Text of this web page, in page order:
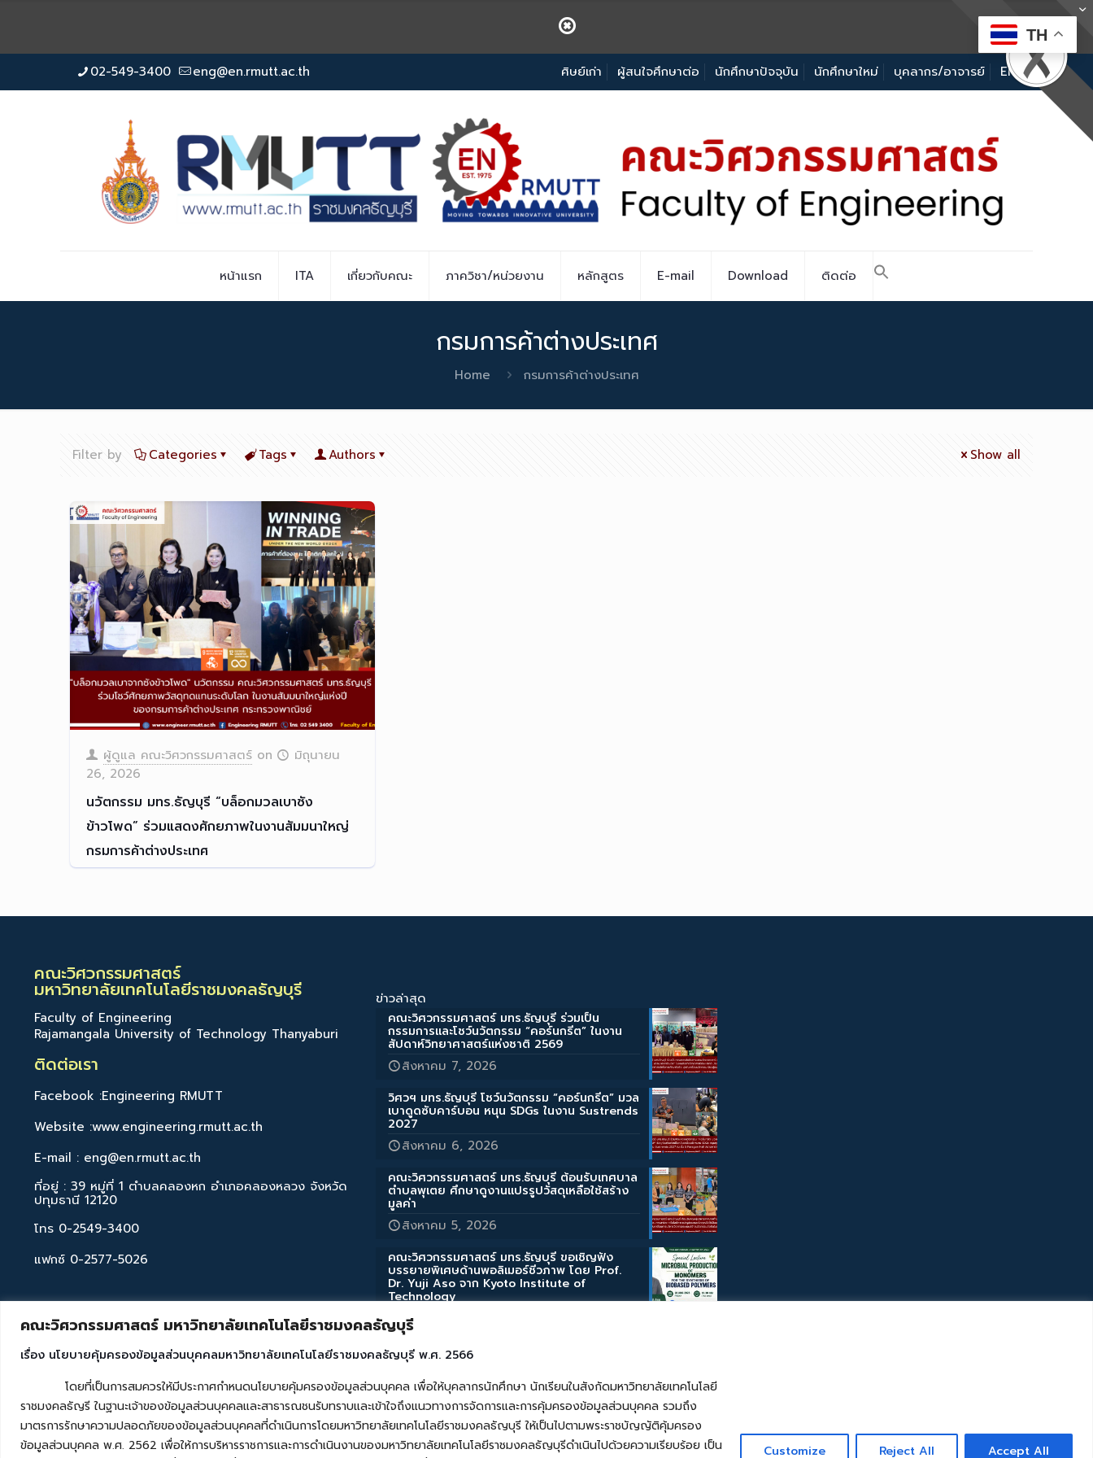
คณะวิศวกรรมศาสตร์ มหาวิทยาลัยเทคโนโลยีราชมงคลธัญบุรี
เรื่อง นโยบายคุ้มครองข้อมูลส่วนบุคคลมหาวิทยาลัยเทคโนโลยีราชมงคลธัญบุรี พ.ศ. 2566
โดยที่เป็นการสมควรให้มีประกาศกำหนดนโยบายคุ้มครองข้อมูลส่วนบุคคล เพื่อให้บุคลากรนักศึกษา นักเรียนในสังกัดมหาวิทยาลัยเทคโนโลยี
ราชมงคลธัญรี ในฐานะเจ้าของข้อมูลส่วนบุคคลและสาธารณชนรับทราบและเข้าใจถึงแนวทางการจัดการและการคุ้มครองข้อมูลส่วนบุคคล รวมถึง
มาตรการรักษาความปลอดภัยของข้อมูลส่วนบุคคลที่ดำเนินการโดยมหาวิทยาลัยเทคโนโลยีราชมงคลธัญบุรี ให้เป็นไปตามพระราชบัญญัติคุ้มครอง
ข้อมูลส่วนบุคคล พ.ศ. 2562 เพื่อให้การบริหารราชการและการดำเนินงานของมหาวิทยาลัยเทคโนโลยีราชมงคลธัญบุรีดำเนินไปด้วยความเรียบร้อย เป็น
Customize Reject All Accept All
02-549-3400 eng@en.rmutt.ac.th ศิษย์เก่า ผู้สนใจศึกษาต่อ นักศึกษาปัจจุบัน นักศึกษาใหม่ บุคลากร/อาจารย์ EN
หน้าแรก ITA เกี่ยวกับคณะ ภาควิชา/หน่วยงาน หลักสูตร E-mail Download ติดต่อ
กรมการค้าต่างประเทศ
Home กรมการค้าต่างประเทศ
Filter by Categories Tags Authors Show all
ผู้ดูแล คณะวิศวกรรมศาสตร์ on
มิถุนายน
26, 2026
นวัตกรรม มทร.ธัญบุรี “บล็อกมวลเบาซัง
ข้าวโพด” ร่วมแสดงศักยภาพในงานสัมมนาใหญ่
กรมการค้าต่างประเทศ
คณะวิศวกรรมศาสตร์
มหาวิทยาลัยเทคโนโลยีราชมงคลธัญบุรี
Faculty of Engineering
Rajamangala University of Technology Thanyaburi
ติดต่อเรา
Facebook :Engineering RMUTT
Website :www.engineering.rmutt.ac.th
E-mail : eng@en.rmutt.ac.th
ที่อยู่ : 39 หมู่ที่ 1 ตำบลคลองหก อำเภอคลองหลวง จังหวัด
ปทุมธานี 12120
โทร 0-2549-3400
แฟกซ์ 0-2577-5026
ข่าวล่าสุด
คณะวิศวกรรมศาสตร์ มทร.ธัญบุรี ร่วมเป็น
กรรมการและโชว์นวัตกรรม “คอร์นกรีต” ในงาน
สัปดาห์วิทยาศาสตร์แห่งชาติ 2569
สิงหาคม 7, 2026
วิศวฯ มทร.ธัญบุรี โชว์นวัตกรรม “คอร์นกรีต” มวล
เบาดูดซับคาร์บอน หนุน SDGs ในงาน Sustrends
2027
สิงหาคม 6, 2026
คณะวิศวกรรมศาสตร์ มทร.ธัญบุรี ต้อนรับเทศบาล
ตำบลพุเตย ศึกษาดูงานแปรรูปวัสดุเหลือใช้สร้าง
มูลค่า
สิงหาคม 5, 2026
คณะวิศวกรรมศาสตร์ มทร.ธัญบุรี ขอเชิญฟัง
บรรยายพิเศษด้านพอลิเมอร์ชีวภาพ โดย Prof.
Dr. Yuji Aso จาก Kyoto Institute of
Technology
สิงหาคม 3, 2026
คณะวิศวกรรมศาสตร์ มทร.ธัญบุรี ขอเชิญฟัง
บรรยายพิเศษด้านสิ่งแวดล้อมและการเกษตร โดย
Assoc. Prof. Takahashi Katsuyuki จาก Iwate
University
สิงหาคม 3, 2026
TH